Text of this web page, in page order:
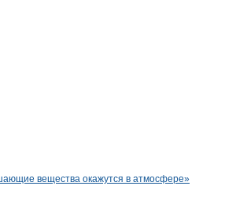
вещества окажутся в атмосфере»